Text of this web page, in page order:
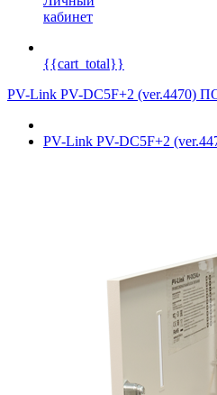
кабинет
{{cart_total}}
PV-Link PV-DC5F+2 (ver.4470)
PV-Link PV-DC5F+2